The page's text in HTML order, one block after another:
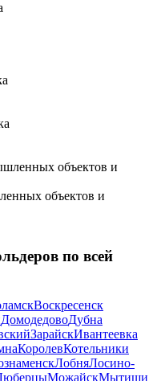
объектов и
по всей
Воскресенск
ДомодедовоДубна
ЗарайскИвантеевка
КоролевКотельники
ЛобняЛосино-
МожайскМытищи